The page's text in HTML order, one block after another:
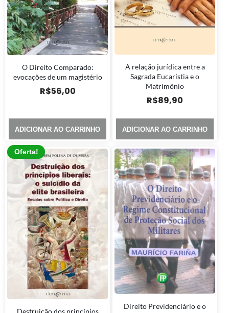
O Direito Comparado:
evocações de um magistério
R$56,00
ADICIONAR AO CARRINHO
A relação jurídica entre a
Sagrada Eucaristia e o
Matrimônio
R$89,90
ADICIONAR AO CARRINHO
Oferta!
Destruição dos princípios
Direito Previdenciário e o